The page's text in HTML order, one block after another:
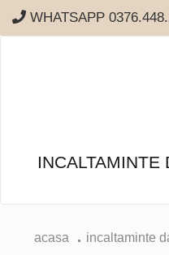
WHATSAPP
INCALTAMINTE
acasa incaltaminte